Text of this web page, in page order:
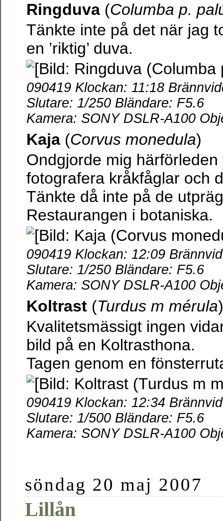
Ringduva (Columba p.
Tänkte inte på det när jag
en ’riktig’ duva.
090419 Klockan: 11:18
Slutare: 1/250 Bländare: F5.6
Kamera: SONY DSLR-A100
Kaja (Corvus monedula)
Ondgjorde mig
fotografera kråkfåglar och
Tänkte då inte på de
Restaurangen i botaniska.
090419 Klockan: 12:09
Slutare: 1/250 Bländare: F5.6
Kamera: SONY DSLR-A100
Koltrast (Turdus m mérula
Kvalitetsmässigt ingen
bild på en Koltrasthona.
Tagen genom en
090419 Klockan: 12:34
Slutare: 1/500 Bländare: F5.6
Kamera: SONY DSLR-A100
söndag 20 maj 2007
Lillån